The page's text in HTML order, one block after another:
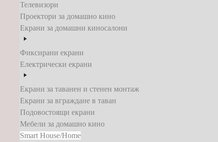
Телевизори
Проектори за домашно кино
Екрани за домашни киносалони
Фиксирани екрани
Електрически екрани
Екрани за таванен и стенен монтаж
Екрани за вграждане в таван
Подовостоящи екрани
Мебели за домашно кино
Smart House/Home